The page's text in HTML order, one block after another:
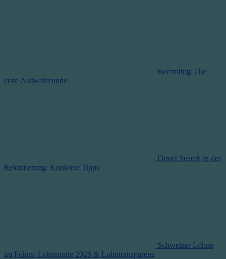
Recruiting: Die
erste Auswahlrunde
Direct Search in der
Rekrutierung: Konkrete Tipps
Schweizer Löhne
im Fokus: Lohnrunde 2026 & Lohntransparenz